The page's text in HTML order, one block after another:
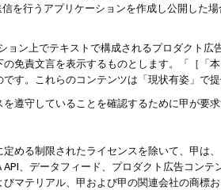
信を行うアプリケーションを作成し公開した
ョン上でテキストで構成されるプロダクト
の免責文言を表示するものとします。「［「
です。これらのコンテンツは「現状有姿」で
遵守していることを確認するために甲が要
める制限されたライセンスを除いて、甲は
API、データフィード、プロダクト広告コン
びマテリアル、甲および甲の関連会社の商